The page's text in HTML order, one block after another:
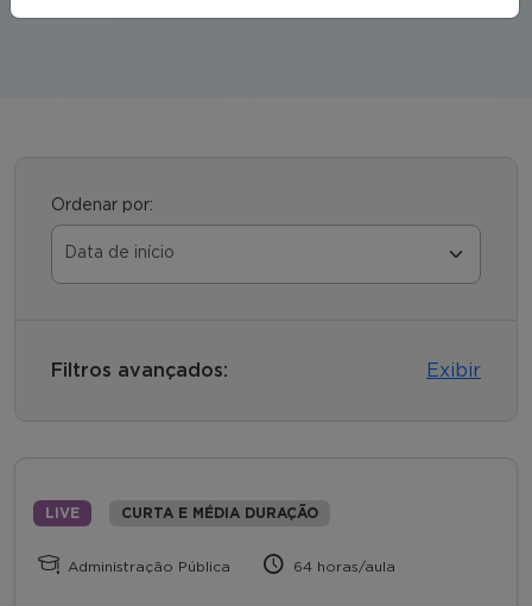
Ordenar por:
Filtros avançados: Exibir
LIVE CURTA E MÉDIA DURAÇÃO
Administração Pública 64 horas/aula